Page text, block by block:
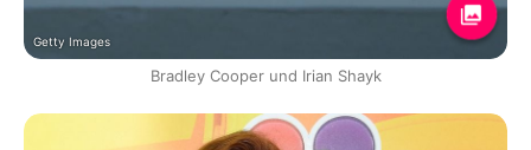
Getty Images
Bradley Cooper und Irian Shayk